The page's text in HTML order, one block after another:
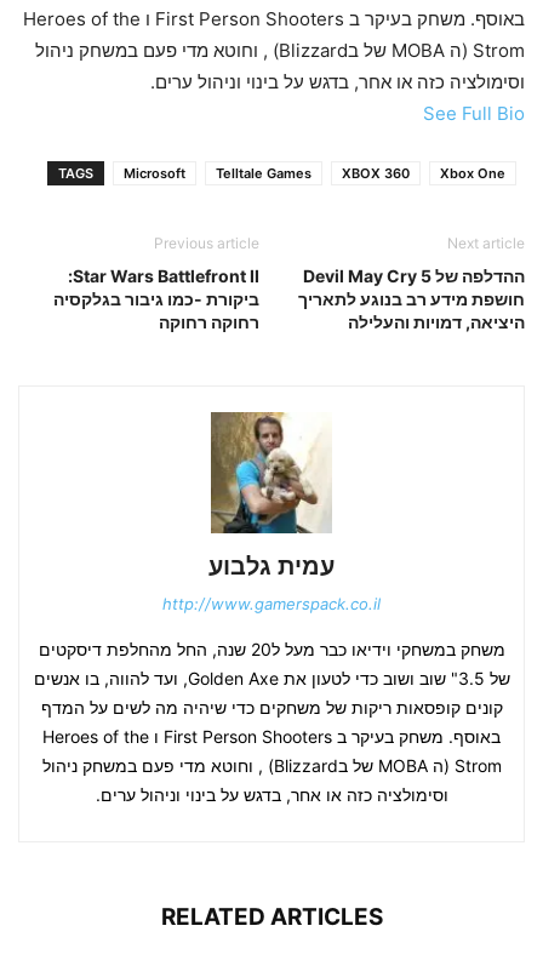
באוסף. משחק בעיקר ב First Person Shooters ו Heroes of the
Strom (ה MOBA של בBlizzard) , וחוטא מדי פעם במשחק ניהול
וסימולציה כזה או אחר, בדגש על בינוי וניהול ערים.
See Full Bio
TAGS Microsoft Telltale Games XBOX 360 Xbox One
Previous article
Star Wars Battlefront II:
ביקורת -כמו גיבור בגלקסיה
רחוקה רחוקה
Next article
ההדלפה של Devil May Cry 5
חושפת מידע רב בנוגע לתאריך
היציאה, דמויות והעלילה
עמית גלבוע
http://www.gamerspack.co.il
משחק במשחקי וידיאו כבר מעל ל20 שנה, החל מהחלפת דיסקטים
של 3.5" שוב ושוב כדי לטעון את Golden Axe, ועד להווה, בו אנשים
קונים קופסאות ריקות של משחקים כדי שיהיה מה לשים על המדף
באוסף. משחק בעיקר ב First Person Shooters ו Heroes of the
Strom (ה MOBA של בBlizzard) , וחוטא מדי פעם במשחק ניהול
וסימולציה כזה או אחר, בדגש על בינוי וניהול ערים.
RELATED ARTICLES